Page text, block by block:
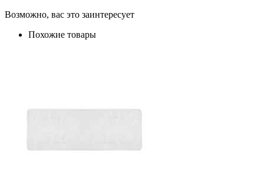
Возможно, вас это заинтересует
Похожие товары